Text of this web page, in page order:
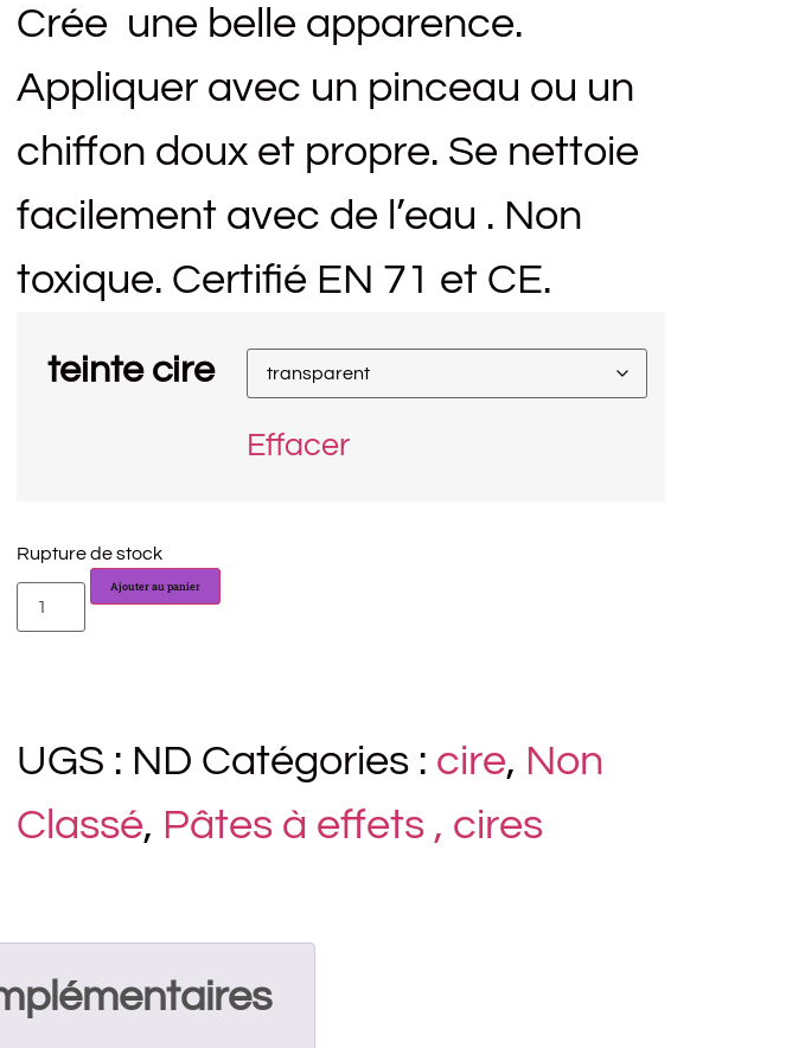
Crée une belle apparence.
Appliquer avec un pinceau ou un
chiffon doux et propre. Se nettoie
facilement avec de l’eau . Non
toxique. Certifié EN 71 et CE.
teinte cire
Effacer
Rupture de stock
Ajouter au panier
UGS : ND Catégories : cire, Non
Classé, Pâtes à effets , cires